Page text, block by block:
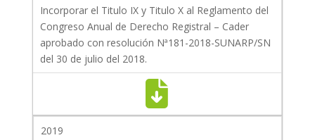
Incorporar el Titulo IX y Titulo X al Reglamento del
Congreso Anual de Derecho Registral – Cader
aprobado con resolución Nª181-2018-SUNARP/SN
del 30 de julio del 2018.
2019